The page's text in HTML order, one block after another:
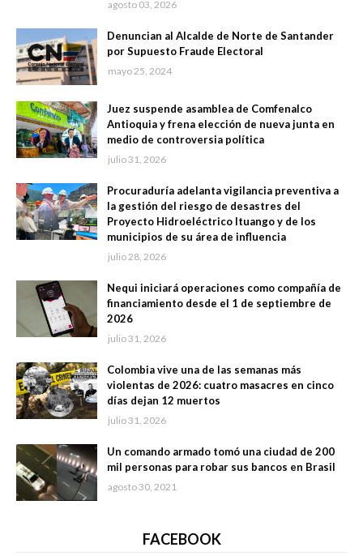
agosto 03, 2026
Denuncian al Alcalde de Norte de Santander
por Supuesto Fraude Electoral
mayo 25, 2024
Juez suspende asamblea de Comfenalco
Antioquia y frena elección de nueva junta en
medio de controversia política
julio 31, 2026
Procuraduría adelanta vigilancia preventiva a
la gestión del riesgo de desastres del
Proyecto Hidroeléctrico Ituango y de los
municipios de su área de influencia
julio 28, 2026
Nequi iniciará operaciones como compañía de
financiamiento desde el 1 de septiembre de
2026
julio 31, 2026
Colombia vive una de las semanas más
violentas de 2026: cuatro masacres en cinco
días dejan 12 muertos
julio 31, 2026
Un comando armado tomó una ciudad de 200
mil personas para robar sus bancos en Brasil
agosto 30, 2021
FACEBOOK